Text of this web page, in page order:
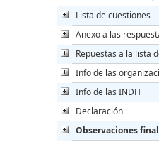
Lista de cuestiones
Anexo a las
Repuestas a la lista
Info de las
Info de las INDH
Declaración
Observaciones